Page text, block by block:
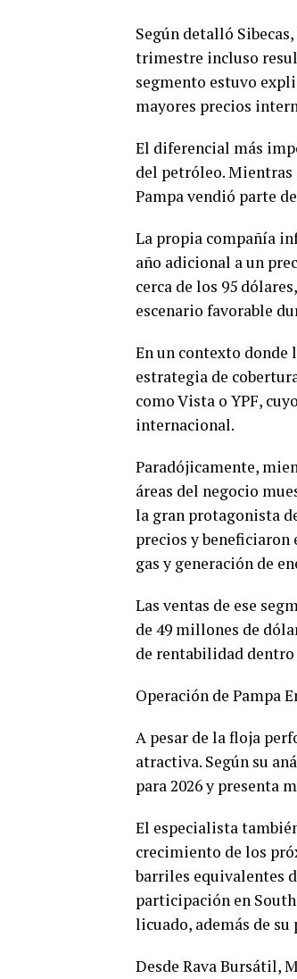
Según detalló
trimestre incluso
segmento estuvo
mayores precios
El diferencial más
del petróleo. Mientras
Pampa vendió parte
La propia compañía
año adicional a un
cerca de los 95
escenario favorable
En un contexto donde
estrategia de
como Vista o YPF,
internacional.
Paradójicamente,
áreas del negocio
la gran protagonista
precios y
gas y generación de
Las ventas de ese
de 49 millones de
de rentabilidad dentro
Operación de Pampa
A pesar de la floja
atractiva. Según su
para 2026 y presenta
El especialista
crecimiento de los
barriles equivalentes
participación en
licuado, además de su
Desde Rava Bursátil,